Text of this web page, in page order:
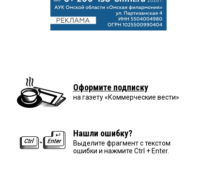
Оформите подписку
на газету «Коммерческие вести»
Нашли ошибку?
Выделите фрагмент с текстом
ошибки и нажмите Ctrl + Enter.